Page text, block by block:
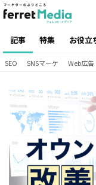
記事 特集 お役立
SEO SNSマーケ Web広告